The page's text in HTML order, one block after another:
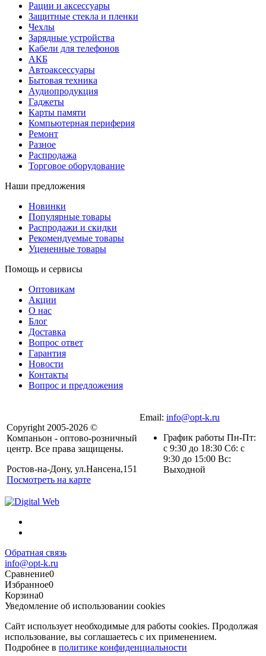
Рации и аксессуары
Защитные стекла и пленки
Чехлы
Зарядные устройства
Кабели для телефонов
АКБ
Автоаксессуары
Бытовая техника
Аудиопродукция
Гаджеты
Карты памяти
Компьютерная периферия
Ремонт
Разное
Распродажа
Торговое оборудование
Наши предложения
Новинки
Популярные товары
Распродажи и скидки
Рекомендуемые товары
Уцененные товары
Помощь и сервисы
Оптовикам
Акции
О нас
Блог
Доставка
Вопрос ответ
Гарантия
Новости
Контакты
Вопрос и предложения
Copyright 2005-2026 ©
Компаньон - оптово-розничный
центр. Все права защищены.
Ростов-на-Дону, ул.Нансена,151
Посмотреть на карте
Email: info@opt-k.ru
График работы Пн-Пт:
с 9:30 до 18:30 Сб: с
9:30 до 15:00 Вс:
Выходной
Обратная связь
info@opt-k.ru
Сравнение0
Избранное0
Корзина0
Уведомление об использовании cookies
Сайт использует необходимые для работы cookies. Продолжая
использование, вы соглашаетесь с их применением.
Подробнее в политике конфиденциальности